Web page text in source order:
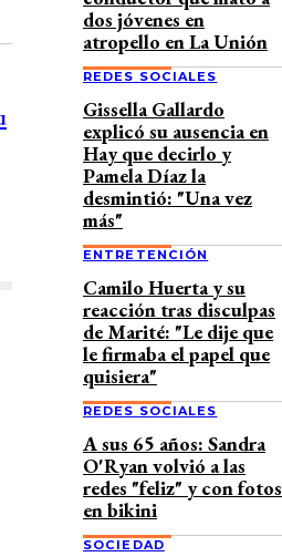
dos jóvenes en
atropello en La Unión
REDES SOCIALES
Gissella Gallardo
explicó su ausencia en
Hay que decirlo y
Pamela Díaz la
desmintió: "Una vez
más"
ENTRETENCIÓN
Camilo Huerta y su
reacción tras disculpas
de Marité: "Le dije que
le firmaba el papel que
quisiera"
REDES SOCIALES
A sus 65 años: Sandra
O'Ryan volvió a las
redes "feliz" y con fotos
en bikini
SOCIEDAD